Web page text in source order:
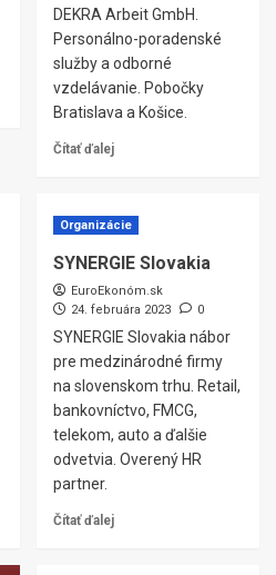
DEKRA Arbeit GmbH.
Personálno-poradenské
služby a odborné
vzdelávanie. Pobočky
Bratislava a Košice.
Čítať ďalej
Organizácie
SYNERGIE Slovakia
EuroEkonóm.sk
24. februára 2023
0
SYNERGIE Slovakia nábor
pre medzinárodné firmy
na slovenskom trhu. Retail,
bankovníctvo, FMCG,
telekom, auto a ďalšie
odvetvia. Overený HR
partner.
Čítať ďalej